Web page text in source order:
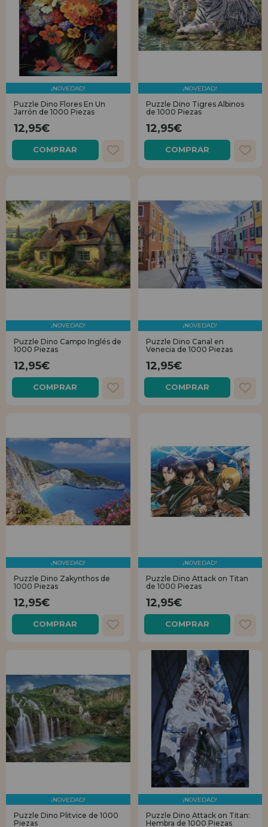
¡NOVEDAD!
Puzzle Dino Flores En Un
Jarrón de 1000 Piezas
12,95€
COMPRAR
¡NOVEDAD!
Puzzle Dino Tigres Albinos
de 1000 Piezas
12,95€
COMPRAR
¡NOVEDAD!
Puzzle Dino Campo Inglés de
1000 Piezas
12,95€
COMPRAR
¡NOVEDAD!
Puzzle Dino Canal en
Venecia de 1000 Piezas
12,95€
COMPRAR
¡NOVEDAD!
Puzzle Dino Zakynthos de
1000 Piezas
12,95€
COMPRAR
¡NOVEDAD!
Puzzle Dino Attack on Titan
de 1000 Piezas
12,95€
COMPRAR
¡NOVEDAD!
Puzzle Dino Plitvice de 1000
Piezas
¡NOVEDAD!
Puzzle Dino Attack on Titan:
Hembra de 1000 Piezas